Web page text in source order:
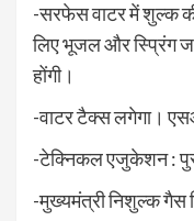
-सरफेस वाटर में शुल्क की
लिए भूजल और स्प्रिंग
होंगी।
-वाटर टैक्स लगेगा।
-टेक्निकल एजुकेशन :
-मुख्यमंत्री निशुल्क गैस